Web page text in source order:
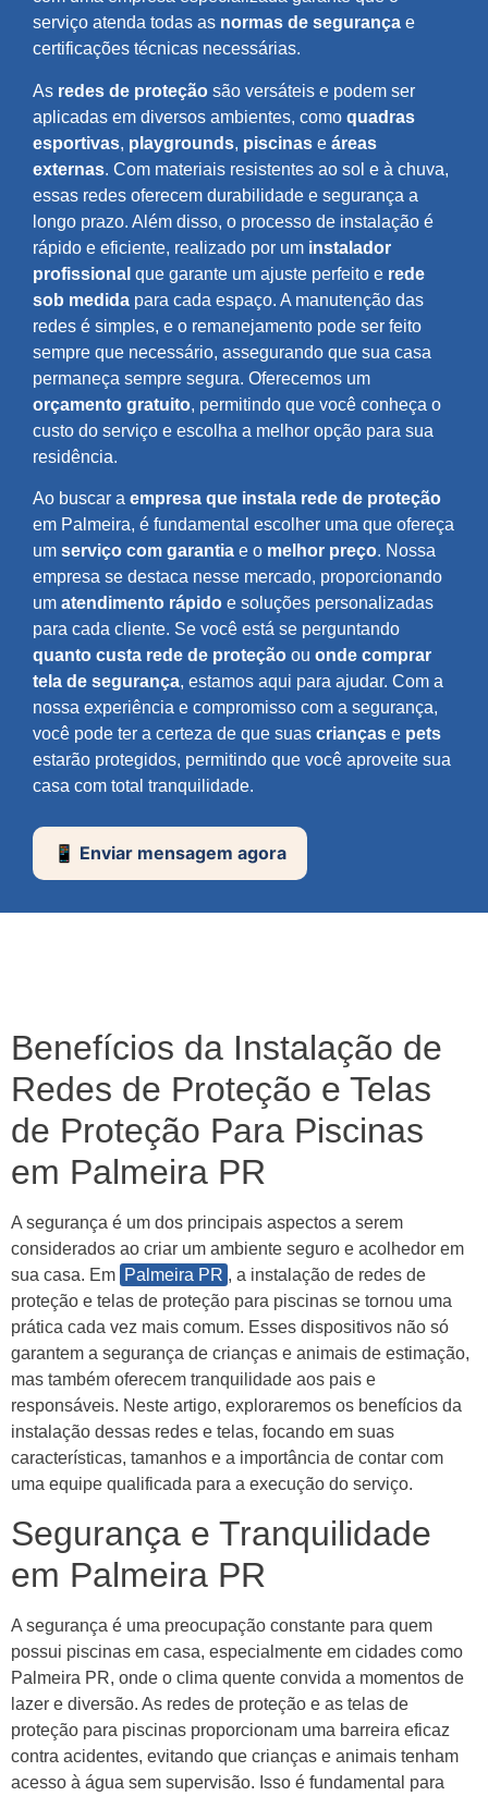
serviço atenda todas as normas de segurança e
certificações técnicas necessárias.
As redes de proteção são versáteis e podem ser
aplicadas em diversos ambientes, como quadras
esportivas, playgrounds, piscinas e áreas
externas. Com materiais resistentes ao sol e à chuva,
essas redes oferecem durabilidade e segurança a
longo prazo. Além disso, o processo de instalação é
rápido e eficiente, realizado por um instalador
profissional que garante um ajuste perfeito e rede
sob medida para cada espaço. A manutenção das
redes é simples, e o remanejamento pode ser feito
sempre que necessário, assegurando que sua casa
permaneça sempre segura. Oferecemos um
orçamento gratuito, permitindo que você conheça o
custo do serviço e escolha a melhor opção para sua
residência.
Ao buscar a empresa que instala rede de proteção
em Palmeira, é fundamental escolher uma que ofereça
um serviço com garantia e o melhor preço. Nossa
empresa se destaca nesse mercado, proporcionando
um atendimento rápido e soluções personalizadas
para cada cliente. Se você está se perguntando
quanto custa rede de proteção ou onde comprar
tela de segurança, estamos aqui para ajudar. Com a
nossa experiência e compromisso com a segurança,
você pode ter a certeza de que suas crianças e pets
estarão protegidos, permitindo que você aproveite sua
casa com total tranquilidade.
📱 Enviar mensagem agora
Benefícios da Instalação de
Redes de Proteção e Telas
de Proteção Para Piscinas
em Palmeira PR
A segurança é um dos principais aspectos a serem
considerados ao criar um ambiente seguro e acolhedor em
sua casa. Em Palmeira PR , a instalação de redes de
proteção e telas de proteção para piscinas se tornou uma
prática cada vez mais comum. Esses dispositivos não só
garantem a segurança de crianças e animais de estimação,
mas também oferecem tranquilidade aos pais e
responsáveis. Neste artigo, exploraremos os benefícios da
instalação dessas redes e telas, focando em suas
características, tamanhos e a importância de contar com
uma equipe qualificada para a execução do serviço.
Segurança e Tranquilidade
em Palmeira PR
A segurança é uma preocupação constante para quem
possui piscinas em casa, especialmente em cidades como
Palmeira PR, onde o clima quente convida a momentos de
lazer e diversão. As redes de proteção e as telas de
proteção para piscinas proporcionam uma barreira eficaz
contra acidentes, evitando que crianças e animais tenham
acesso à água sem supervisão. Isso é fundamental para